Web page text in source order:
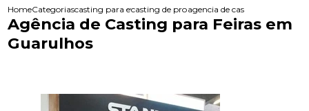
HomeCategoriascasting para eventoscasting de promotores para supermercados
agencia de casting para
Agência de Casting para Feiras em
Guarulhos